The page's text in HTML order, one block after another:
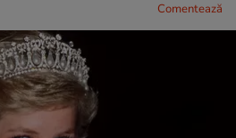
Comentează